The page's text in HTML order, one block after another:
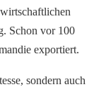
Schon vor 100
exportiert.
sondern auch